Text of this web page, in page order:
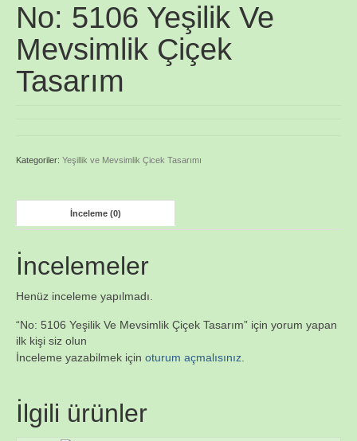
ÜRÜNLER
HİZMETLERİMİZ
FOTO GALERİ
No: 5106 Yeşilik Ve
Mevsimlik Çiçek
Tasarım
Kategoriler: Yeşillik ve Mevsimlik Çicek Tasarımı
İnceleme (0)
İncelemeler
Henüz inceleme yapılmadı.
“No: 5106 Yeşilik Ve Mevsimlik Çiçek Tasarım” için yorum yapan
ilk kişi siz olun
İnceleme yazabilmek için oturum açmalısınız.
İlgili ürünler